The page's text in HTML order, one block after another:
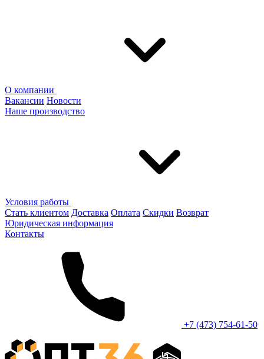
О компании
Вакансии Новости
Наше производство
Условия работы
Стать клиентом Доставка Оплата Скидки Возврат
Юридическая информация
Контакты
+7 (473) 754-61-50